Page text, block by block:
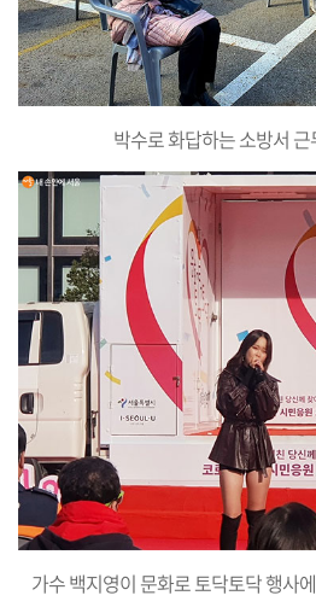
박수로 화답하는 소방서
가수 백지영이 문화로 토닥토닥 행사